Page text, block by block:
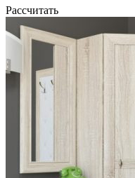
Рассчитать